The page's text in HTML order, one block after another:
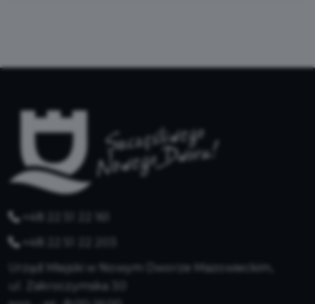
+48 22 51 22 161
+48 22 51 22 203
Urząd Miejski w Nowym Dworze Mazowieckim,
ul. Zakroczymska 30